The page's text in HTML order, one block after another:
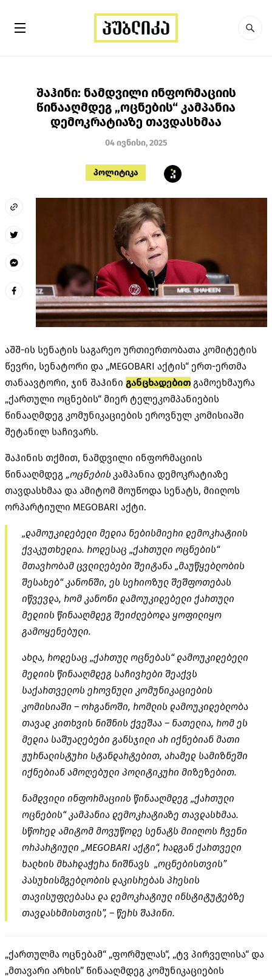
შაჰინი: ნამდვილი ინფორმაციის
წინააღმდეგ „ოცნების“ კამპანია
დემოკრატიაზე თავდასხმაა
04 ივნისი, 2025
პოლიტიკა
აშშ-ის სენატის საგარეო ურთიერთობათა კომიტეტის
წევრი, სენატორი და „MEGOBARI აქტის“ ერთ-ერთმა
თანაავტორი, ჯინ შაჰინი განცხადებით გამოეხმაურა
„ქართული ოცნების“ მიერ ტელეკომპანიების
წინააღმდეგ კომუნიკაციების ეროვნულ კომისიაში
შეტანილ საჩივარს.
შაჰინის თქმით, ნამდვილი ინფორმაციის
წინააღმდეგ „ოცნების კამპანია დემოკრატიაზე
თავდასხმაა და ამიტომ მოუწოდა სენატს, მიიღოს
ორპარტიული MEGOBARI აქტი.
„დამოუკიდებელი მედია ნებისმიერი დემოკრატიის
ქვაკუთხედია. როდესაც „ქართული ოცნების“
მთავრობამ ცვლილებები შეიტანა „მაუწყებლობის
შესახებ“ კანონში, ეს სერიოზულ შეშფოთებას
იწვევდა, რომ კანონი დამოუკიდებელი ქართული
მედიის წინააღმდეგ შეიძლებოდა ყოფილიყო
გამოყენებული.
ახლა, როდესაც „ქართულ ოცნებას“ დამოუკიდებელი
მედიის წინააღმდეგ საჩივრები შეაქვს
საქართველოს ეროვნული კომუნიკაციების
კომისიაში – ორგანოში, რომლის დამოუკიდებლობა
თავად კითხვის ნიშნის ქვეშაა – ნათელია, რომ ეს
მედია საშუალებები განსჯილი არ იქნებიან მათი
ჟურნალისტური სტანდარტებით, არამედ სამიზნეში
იქნებიან ამოღებული პოლიტიკური მიზეზებით.
ნამდვილი ინფორმაციის წინააღმდეგ „ქართული
ოცნების“ კამპანია დემოკრატიაზე თავდასხმაა.
სწორედ ამიტომ მოვუწოდე სენატს მიიღოს ჩვენი
ორპარტიული „MEGOBARI აქტი“, რადგან ქართველი
ხალხის მხარდაჭერა ნიშნავს „ოცნებისთვის”
პასუხისმგებლობის დაკისრებას პრესის
თავისუფლებასა და დემოკრატიულ ინსტიტუტებზე
თავდასხმისთვის”, – წერს შაჰინი.
„ქართულმა ოცნებამ“ „ფორმულას“, „ტვ პირველისა“ და
„მთავარი არხის” წინააღმდეგ კომუნიკაციების